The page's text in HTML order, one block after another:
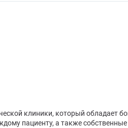
домуклиники, который обладает
пациенту, а также